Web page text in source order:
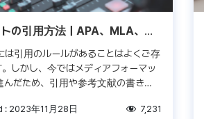
の引用方法｜APA、MLA、シ
バースタイル
は引用のルールがあることはよくご存
しかし、今ではメディアフォーマッ
んだため、引用や参考文献の書き方
用する際のルー […]
: 2023年11月28日 7,231